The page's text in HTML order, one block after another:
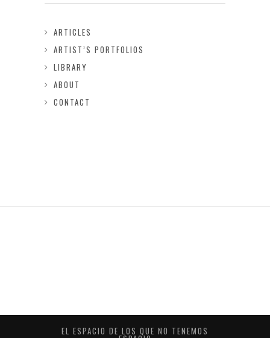
ARTICLES
ARTIST’S PORTFOLIOS
LIBRARY
ABOUT
CONTACT
EL ESPACIO DE LOS QUE NO TENEMOS